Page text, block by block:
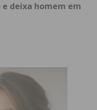
a informação
termos e
deixa homem em